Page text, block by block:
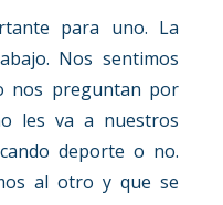
para uno. La
Nos sentimos
nos preguntan por
les va a nuestros
deporte o no.
al otro y que se